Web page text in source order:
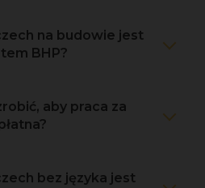
na budowie jest
BHP?
aby praca za
bez języka jest